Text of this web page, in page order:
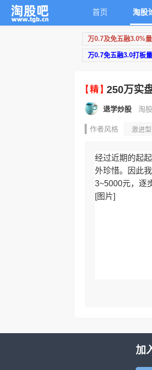
首页 淘股
万0.7及免五融3.0%
万0.7免五融3.0打板
250万实
退学炒股 淘
作者风格 激进型
经过近期的起
外珍惜。因此
3~5000元，逐
[图片]
加